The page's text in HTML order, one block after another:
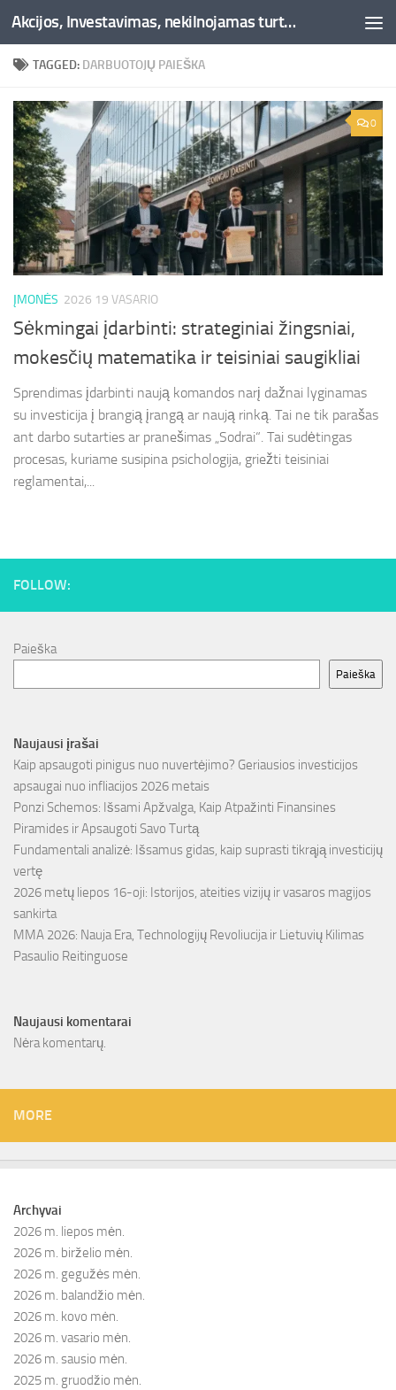
Skip to content Akcijos, Investavimas, nekilnojamas turtas, kriptovaliutos - Besociai.lt
TAGGED: DARBUOTOJŲ PAIEŠKA
0
ĮMONĖS 2026 19 VASARIO
Sėkmingai įdarbinti: strateginiai žingsniai,
mokesčių matematika ir teisiniai saugikliai
Sprendimas įdarbinti naują komandos narį dažnai lyginamas
su investicija į brangią įrangą ar naują rinką. Tai ne tik parašas
ant darbo sutarties ar pranešimas „Sodrai“. Tai sudėtingas
procesas, kuriame susipina psichologija, griežti teisiniai
reglamentai,...
FOLLOW:
Paieška
Paieška
Naujausi įrašai
Kaip apsaugoti pinigus nuo nuvertėjimo? Geriausios investicijos
apsaugai nuo infliacijos 2026 metais
Ponzi Schemos: Išsami Apžvalga, Kaip Atpažinti Finansines
Piramides ir Apsaugoti Savo Turtą
Fundamentali analizė: Išsamus gidas, kaip suprasti tikrąją investicijų
vertę
2026 metų liepos 16-oji: Istorijos, ateities vizijų ir vasaros magijos
sankirta
MMA 2026: Nauja Era, Technologijų Revoliucija ir Lietuvių Kilimas
Pasaulio Reitinguose
Naujausi komentarai
Nėra komentarų.
MORE
Archyvai
2026 m. liepos mėn.
2026 m. birželio mėn.
2026 m. gegužės mėn.
2026 m. balandžio mėn.
2026 m. kovo mėn.
2026 m. vasario mėn.
2026 m. sausio mėn.
2025 m. gruodžio mėn.